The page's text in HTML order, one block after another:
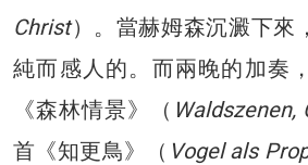
Christ）。當赫姆森沉澱下來
純而感人的。而兩晚的加奏
《森林情景》（ Waldszenen,
首《知更鳥》（ Vogel als